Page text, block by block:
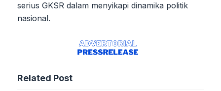
serius GKSR dalam menyikapi dinamika politik
nasional.
Related Post